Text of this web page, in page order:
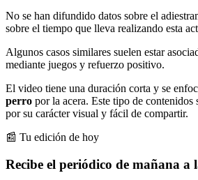
No se han difundido datos sobre el
sobre el tiempo que lleva realizando esta
Algunos casos similares suelen estar
mediante juegos y refuerzo positivo.
El video tiene una duración corta y se
perro por la acera. Este tipo de contenidos
por su carácter visual y fácil de compartir.
📰 Tu edición de hoy
Recibe el periódico de mañana a